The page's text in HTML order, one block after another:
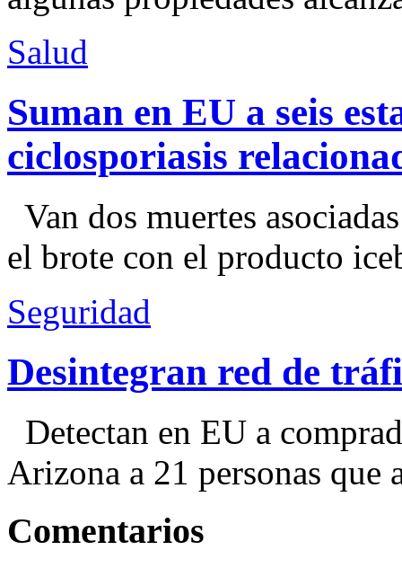
Salud
Suman en EU a seis
ciclosporiasis
Van dos muertes
el brote con el producto
Seguridad
Desintegran red de
Detectan en EU a
Arizona a 21 personas que
Comentarios